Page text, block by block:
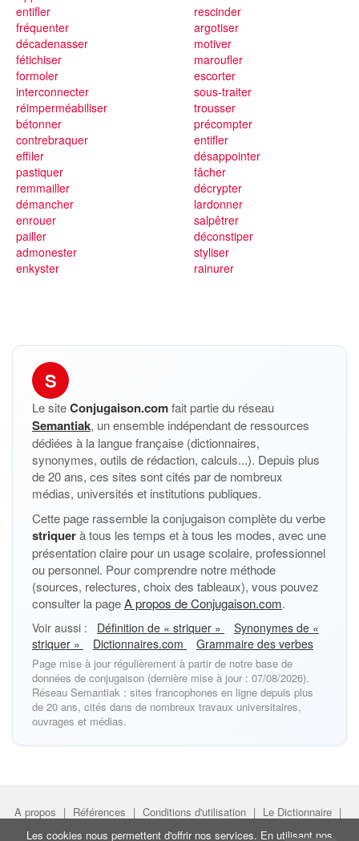
entifler
fréquenter
décadenasser
fétichiser
formoler
interconnecter
réimperméabiliser
bétonner
rescinder
argotiser
motiver
maroufler
escorter
sous-traiter
trousser
précompter
contrebraquer
effiler
pastiquer
remmailler
démancher
enrouer
pailler
admonester
enkyster
entifler
désappointer
fâcher
décrypter
lardonner
salpêtrer
déconstiper
styliser
rainurer
S
Le siteConjugaison.comfait partie du réseau
Semantiak, un ensemble indépendant de ressources
dédiées à la langue française (dictionnaires,
synonymes, outils de rédaction, calculs...). Depuis plus
de 20 ans, ces sites sont cités par de nombreux
médias, universités et institutions publiques.
Cette page rassemble la conjugaison complète du verbe
striquerà tous les temps et à tous les modes, avec une
présentation claire pour un usage scolaire, professionnel
ou personnel. Pour comprendre notre méthode
(sources, relectures, choix des tableaux), vous pouvez
consulter la pageA propos de Conjugaison.com.
Voir aussi : Définition de « striquer »
Synonymes de «
striquer »
Dictionnaires.com Grammaire des verbes
Page mise à jour régulièrement à partir de notre base de
données de conjugaison (dernière mise à jour : 07/08/2026).
Réseau Semantiak : sites francophones en ligne depuis plus
de 20 ans, cités dans de nombreux travaux universitaires,
ouvrages et médias.
A propos | Références | Conditions d'utilisation | Le Dictionnaire |
Faire un lien | Liens utiles
Les cookies nous permettent d'offrir nos services. En utilisant nos